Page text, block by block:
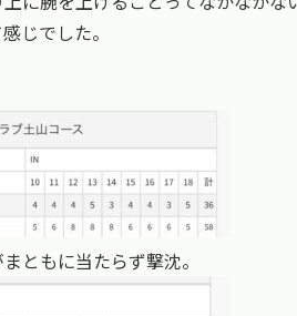
じでした。
ともに当たらず撃沈。